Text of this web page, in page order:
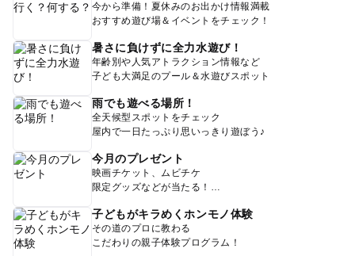
今から準備！夏休みのお出かけ情報満載
おすすめ遊び場＆イベントをチェック！
暑さに負けずに全力水遊び！
年齢別や人気アトラクション情報など
子ども大満足のプール＆水遊びスポット
雨でも遊べる場所！
全天候型スポットをチェック
屋内で一日たっぷり思いっきり遊ぼう♪
今月のプレゼント
映画チケット、ムビチケ
限定グッズなどが当たる！
子どもがキラめくホンモノ体験
その道のプロに教わる
こだわりの親子体験プログラム！